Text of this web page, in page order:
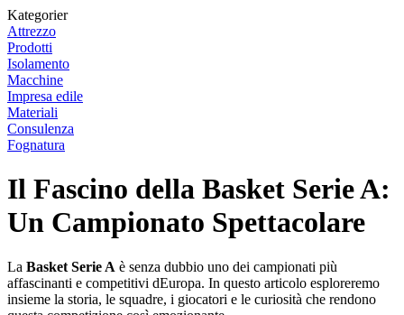
Kategorier
Attrezzo
Prodotti
Isolamento
Macchine
Impresa edile
Materiali
Consulenza
Fognatura
Il Fascino della Basket Serie A:
Un Campionato Spettacolare
La Basket Serie A è senza dubbio uno dei campionati più
affascinanti e competitivi dEuropa. In questo articolo esploreremo
insieme la storia, le squadre, i giocatori e le curiosità che rendono